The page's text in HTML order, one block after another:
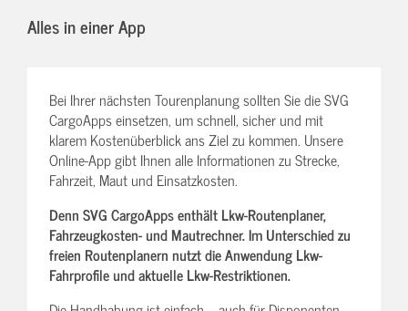
Alles in einer App
Bei Ihrer nächsten Tourenplanung sollten Sie die SVG
CargoApps einsetzen, um schnell, sicher und mit
klarem Kostenüberblick ans Ziel zu kommen. Unsere
Online-App gibt Ihnen alle Informationen zu Strecke,
Fahrzeit, Maut und Einsatzkosten.
Denn SVG CargoApps enthält Lkw-Routenplaner,
Fahrzeugkosten- und Mautrechner. Im Unterschied zu
freien Routenplanern nutzt die Anwendung Lkw-
Fahrprofile und aktuelle Lkw-Restriktionen.